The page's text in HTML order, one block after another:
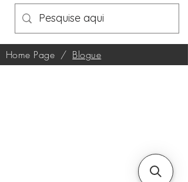
Home Page / Blogue